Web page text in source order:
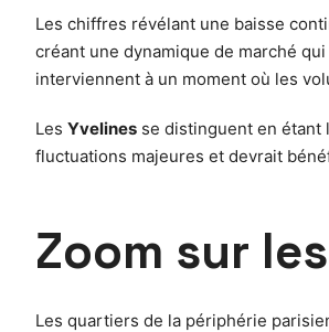
Les chiffres révélant une baisse
créant une dynamique de marché
interviennent à un moment où les
Les Yvelines se distinguent en étant
fluctuations majeures et devrait
Zoom sur
Les quartiers de la périphérie